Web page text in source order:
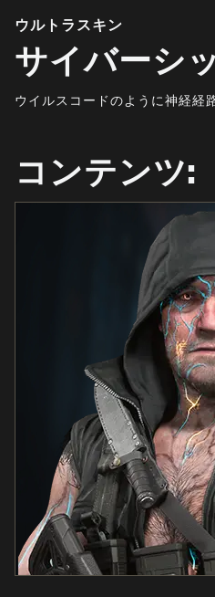
ゲーム
ニュース
ウルトラスキン
サイバーシ
ウイルスコードのように神経経
コンテンツ: